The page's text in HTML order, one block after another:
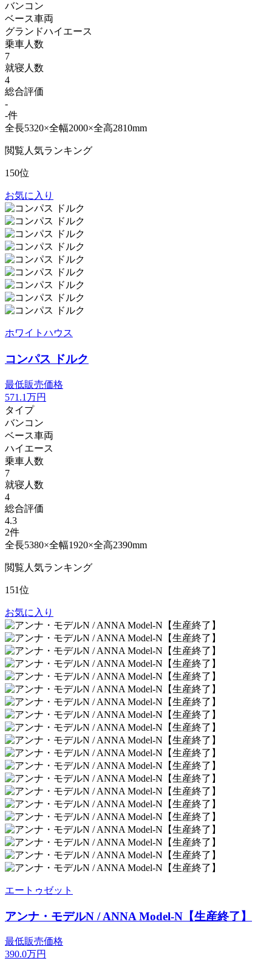
バンコン
ベース車両
グランドハイエース
乗車人数
7
就寝人数
4
総合評価
-
-件
全長5320×全幅2000×全高2810mm
閲覧人気ランキング
150位
お気に入り
ホワイトハウス
コンパス ドルク
最低販売価格
571.1万円
タイプ
バンコン
ベース車両
ハイエース
乗車人数
7
就寝人数
4
総合評価
4.3
2件
全長5380×全幅1920×全高2390mm
閲覧人気ランキング
151位
お気に入り
エートゥゼット
アンナ・モデルN / ANNA Model-N【生産終了】
最低販売価格
390.0万円